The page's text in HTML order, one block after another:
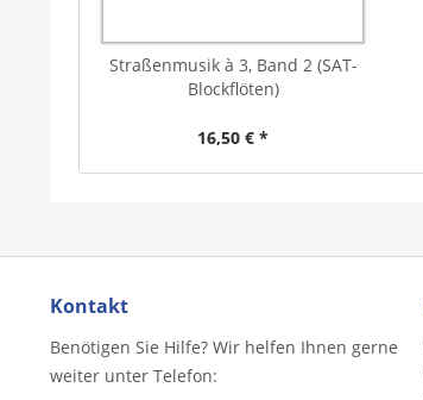
Straßenmusik à 3, Band 2 (SAT-
Blockflöten)
16,50 € *
Kontakt
Benötigen Sie Hilfe? Wir helfen Ihnen gerne
weiter unter Telefon: